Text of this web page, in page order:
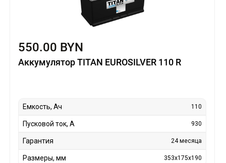
550.00 BYN
Аккумулятор TITAN EUROSILVER 110 R
Емкость, Ач 110
Пусковой ток, А 930
Гарантия 24 месяца
Размеры, мм 353х175х190